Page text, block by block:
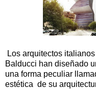
Los arquitectos
Balducci han diseñado
una forma peculiar
estética de su